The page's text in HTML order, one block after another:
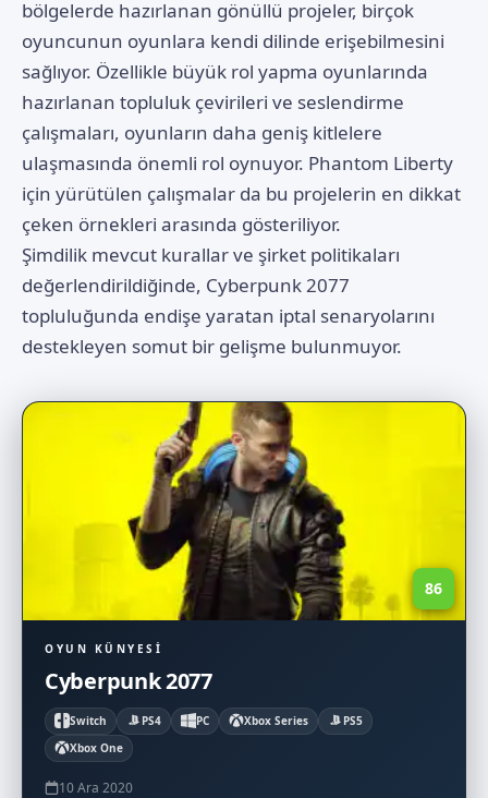
bölgelerde hazırlanan gönüllü projeler, birçok
oyuncunun oyunlara kendi dilinde erişebilmesini
sağlıyor. Özellikle büyük rol yapma oyunlarında
hazırlanan topluluk çevirileri ve seslendirme
çalışmaları, oyunların daha geniş kitlelere
ulaşmasında önemli rol oynuyor. Phantom Liberty
için yürütülen çalışmalar da bu projelerin en dikkat
çeken örnekleri arasında gösteriliyor.
Şimdilik mevcut kurallar ve şirket politikaları
değerlendirildiğinde, Cyberpunk 2077
topluluğunda endişe yaratan iptal senaryolarını
destekleyen somut bir gelişme bulunmuyor.
86
OYUN KÜNYESI
Cyberpunk 2077
Switch PS4 PC Xbox Series
PS5
Xbox One
10 Ara 2020